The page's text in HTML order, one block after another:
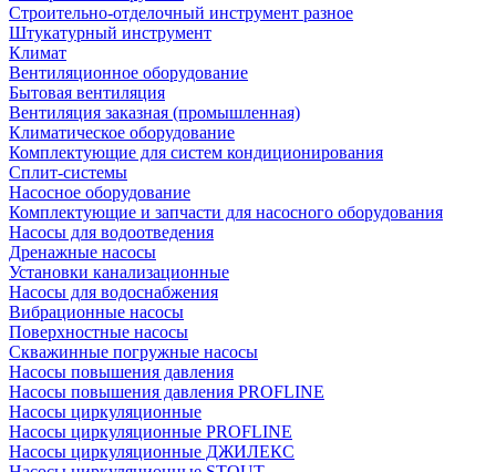
Строительно-отделочный инструмент разное
Штукатурный инструмент
Климат
Вентиляционное оборудование
Бытовая вентиляция
Вентиляция заказная (промышленная)
Климатическое оборудование
Комплектующие для систем кондиционирования
Сплит-системы
Насосное оборудование
Комплектующие и запчасти для насосного оборудования
Насосы для водоотведения
Дренажные насосы
Установки канализационные
Насосы для водоснабжения
Вибрационные насосы
Поверхностные насосы
Скважинные погружные насосы
Насосы повышения давления
Насосы повышения давления PROFLINE
Насосы циркуляционные
Насосы циркуляционные PROFLINE
Насосы циркуляционные ДЖИЛЕКС